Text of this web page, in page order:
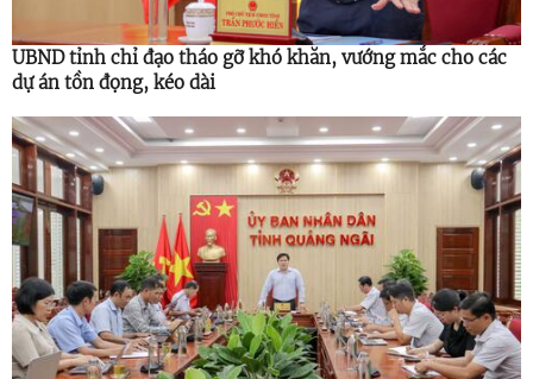
UBND tỉnh chỉ đạo tháo gỡ khó khăn, vướng mắc cho các
dự án tồn đọng, kéo dài